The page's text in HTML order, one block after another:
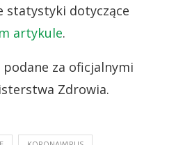
statystyki dotyczące
artykule.
podane za oficjalnymi
Zdrowia.